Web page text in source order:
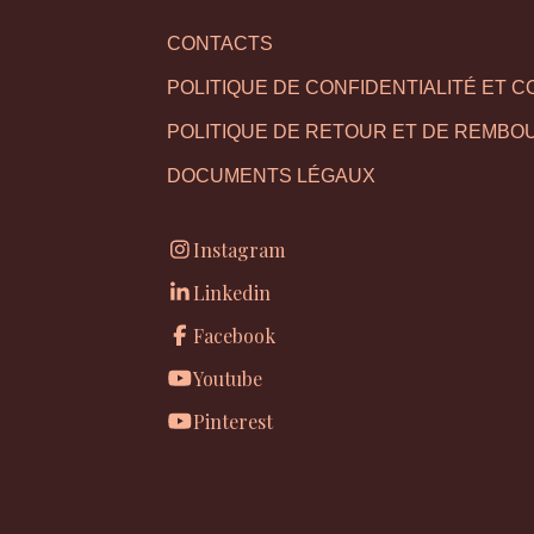
CONTACTS
POLITIQUE DE CONFIDENTIALITÉ ET
POLITIQUE DE RETOUR ET DE
DOCUMENTS LÉGAUX
Instagram
Linkedin
Facebook
Youtube
Pinterest